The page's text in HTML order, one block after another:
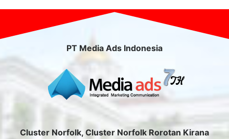
PT Media Ads Indonesia
Cluster Norfolk, Cluster Norfolk Rorotan Kirana